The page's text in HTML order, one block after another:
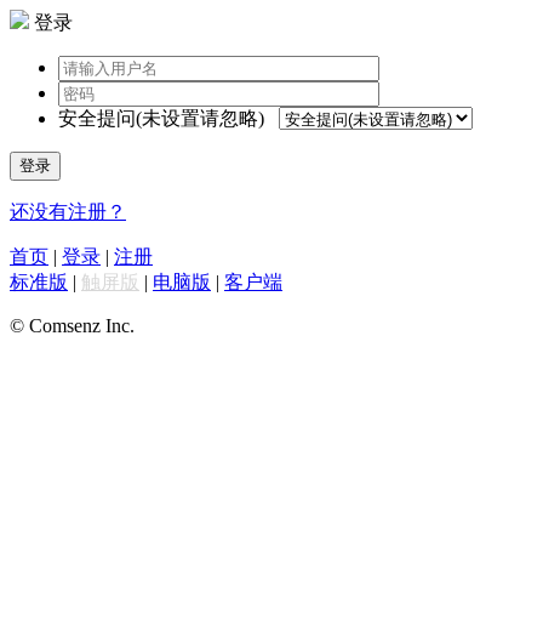
登录
安全提问(未设置请忽略)
登录
还没有注册？
首页 | 登录 | 注册
标准版 | 触屏版 | 电脑版 | 客户端
© Comsenz Inc.